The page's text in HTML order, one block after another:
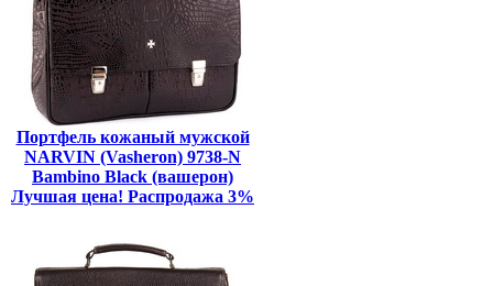
Портфель кожаный мужской
NARVIN (Vasheron) 9738-N
Bambino Black (вашерон)
Лучшая цена! Распродажа 3%